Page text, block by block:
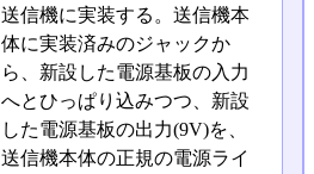
送信機に実装する。送信機本
体に実装済みのジャックか
ら、新設した電源基板の入力
へとひっぱり込みつつ、新設
した電源基板の出力(9V)を、
送信機本体の正規の電源ライ